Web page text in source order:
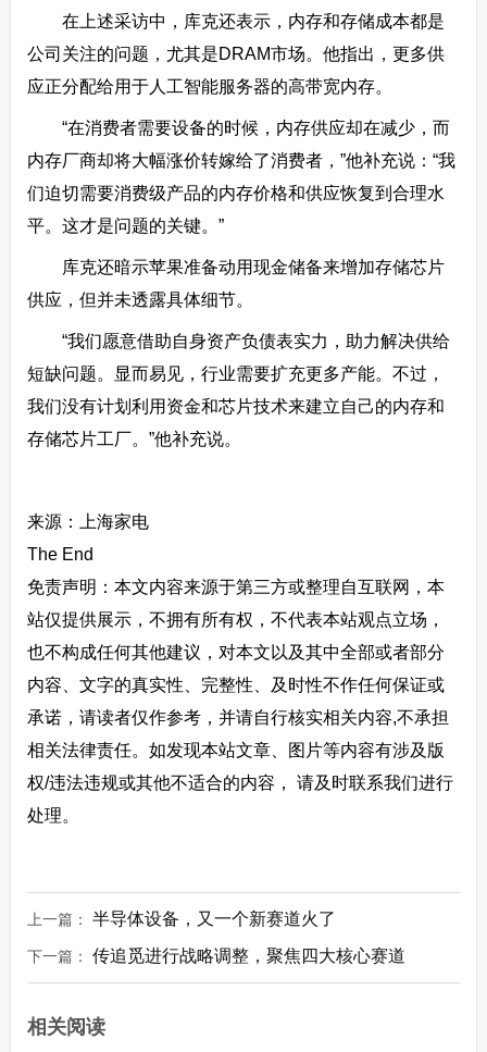
在上述采访中，库克还表示，内存和存储成本都是
公司关注的问题，尤其是DRAM市场。他指出，更多供
应正分配给用于人工智能服务器的高带宽内存。
“在消费者需要设备的时候，内存供应却在减少，而
内存厂商却将大幅涨价转嫁给了消费者，”他补充说：“我
们迫切需要消费级产品的内存价格和供应恢复到合理水
平。这才是问题的关键。”
库克还暗示苹果准备动用现金储备来增加存储芯片
供应，但并未透露具体细节。
“我们愿意借助自身资产负债表实力，助力解决供给
短缺问题。显而易见，行业需要扩充更多产能。不过，
我们没有计划利用资金和芯片技术来建立自己的内存和
存储芯片工厂。”他补充说。
来源：上海家电
The End
免责声明：本文内容来源于第三方或整理自互联网，本
站仅提供展示，不拥有所有权，不代表本站观点立场，
也不构成任何其他建议，对本文以及其中全部或者部分
内容、文字的真实性、完整性、及时性不作任何保证或
承诺，请读者仅作参考，并请自行核实相关内容,不承担
相关法律责任。如发现本站文章、图片等内容有涉及版
权/违法违规或其他不适合的内容， 请及时联系我们进行
处理。
上一篇： 半导体设备，又一个新赛道火了
下一篇： 传追觅进行战略调整，聚焦四大核心赛道
相关阅读